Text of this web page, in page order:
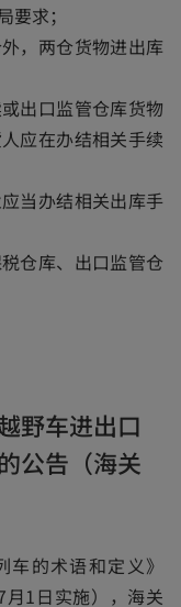
求；
，两仓货物进出库
出口监管仓库货物
应在办结相关手续
当办结相关出库手
仓库、出口监管仓
野车进出口
公告（海关
的术语和定义》
月1日实施），海关